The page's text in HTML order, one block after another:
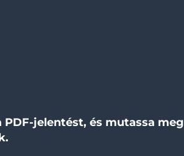
PDF-jelentést, és mutassa meg